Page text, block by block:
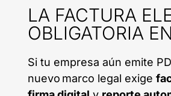
LA FACTURA
OBLIGATORIA
Si tu empresa aún emite
nuevo marco legal exige